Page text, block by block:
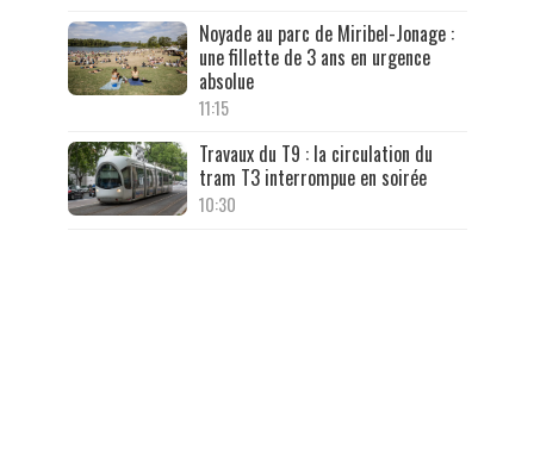
Noyade au parc de Miribel-Jonage :
une fillette de 3 ans en urgence
absolue
11:15
Travaux du T9 : la circulation du
tram T3 interrompue en soirée
10:30